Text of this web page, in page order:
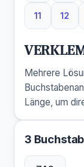
11
11
12
12
Mehrere
Länge, um
3